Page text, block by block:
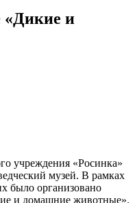
«Дикие и
учреждения «Росинка»
музей. В рамках
было организовано
и домашние животные».